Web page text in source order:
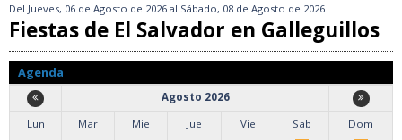
Del Jueves, 06 de Agosto de 2026 al Sábado, 08 de Agosto de 2026
Fiestas de El Salvador en Galleguillos
Agenda
Agosto 2026
Lun
Mar Mie Jue Vie Sab
Dom